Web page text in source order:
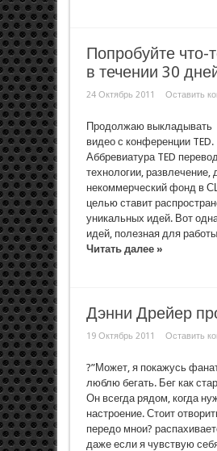
Попробуйте что-
в течении 30
24 Октябрь 2011 Оставить
Продолжаю выкладывать
видео с конференции TED.
Аббревиатура TED
технологии, развлечение,
некоммерческий фонд в
целью ставит
уникальных идей. Вот
идей, полезная для
Читать далее »
Дэнни Дрейер
19 Октябрь 2011 Оставить
?”Может, я покажусь
люблю бегать. Бег как
Он всегда рядом, когда
настроение. Стоит
передо мнои?
даже если я чувствую